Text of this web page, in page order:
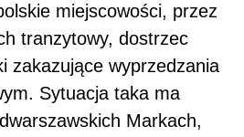
miejscowości, przez
tranzytowy, dostrzec
zakazujące wyprzedzania
Sytuacja taka ma
Markach,